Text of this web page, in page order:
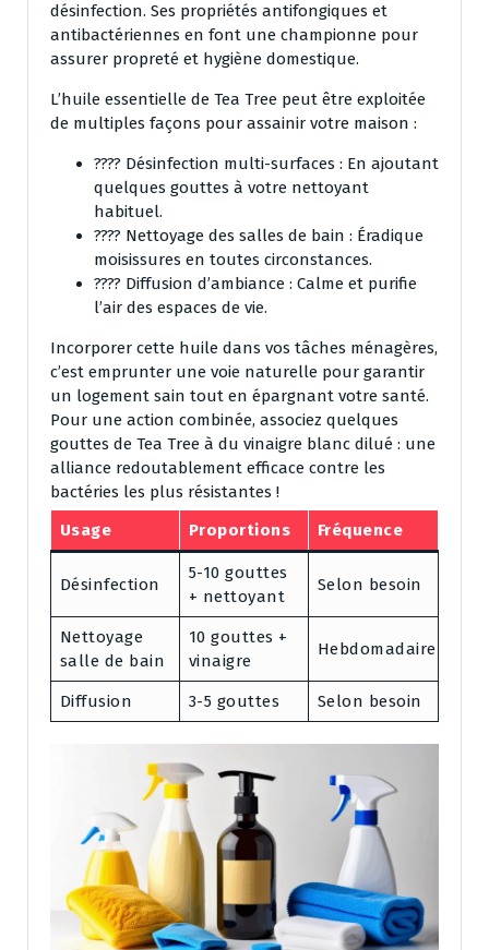
désinfection. Ses propriétés antifongiques et
antibactériennes en font une championne pour
assurer propreté et hygiène domestique.
L’huile essentielle de Tea Tree peut être exploitée
de multiples façons pour assainir votre maison :
???? Désinfection multi-surfaces : En ajoutant
quelques gouttes à votre nettoyant
habituel.
???? Nettoyage des salles de bain : Éradique
moisissures en toutes circonstances.
???? Diffusion d’ambiance : Calme et purifie
l’air des espaces de vie.
Incorporer cette huile dans vos tâches ménagères,
c’est emprunter une voie naturelle pour garantir
un logement sain tout en épargnant votre santé.
Pour une action combinée, associez quelques
gouttes de Tea Tree à du vinaigre blanc dilué : une
alliance redoutablement efficace contre les
bactéries les plus résistantes !
Usage
Proportions Fréquence
Désinfection
5-10 gouttes
+ nettoyant
Selon besoin
Nettoyage
salle de bain
10 gouttes +
vinaigre
Hebdomadaire
Diffusion 3-5 gouttes Selon besoin